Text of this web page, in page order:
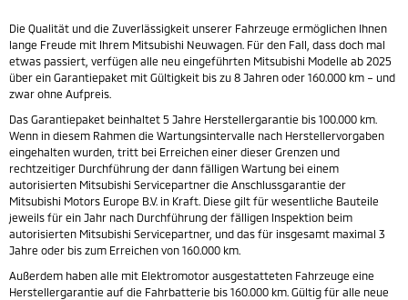
Die Qualität und die Zuverlässigkeit unserer Fahrzeuge ermöglichen Ihnen
lange Freude mit Ihrem Mitsubishi Neuwagen. Für den Fall, dass doch mal
etwas passiert, verfügen alle neu eingeführten Mitsubishi Modelle ab 2025
über ein Garantiepaket mit Gültigkeit bis zu 8 Jahren oder 160.000 km – und
zwar ohne Aufpreis.
Das Garantiepaket beinhaltet 5 Jahre Herstellergarantie bis 100.000 km.
Wenn in diesem Rahmen die Wartungsintervalle nach Herstellervorgaben
eingehalten wurden, tritt bei Erreichen einer dieser Grenzen und
rechtzeitiger Durchführung der dann fälligen Wartung bei einem
autorisierten Mitsubishi Servicepartner die Anschlussgarantie der
Mitsubishi Motors Europe B.V. in Kraft. Diese gilt für wesentliche Bauteile
jeweils für ein Jahr nach Durchführung der fälligen Inspektion beim
autorisierten Mitsubishi Servicepartner, und das für insgesamt maximal 3
Jahre oder bis zum Erreichen von 160.000 km.
Außerdem haben alle mit Elektromotor ausgestatteten Fahrzeuge eine
Herstellergarantie auf die Fahrbatterie bis 160.000 km. Gültig für alle neue